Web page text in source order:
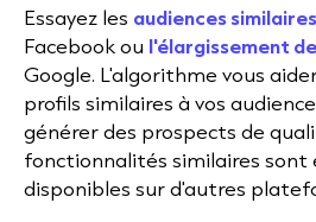
Essayez les audiences
Facebook ou l'élargissement
Google. L'algorithme vous
profils similaires à vos
générer des prospects de
fonctionnalités similaires sont
disponibles sur d'autres